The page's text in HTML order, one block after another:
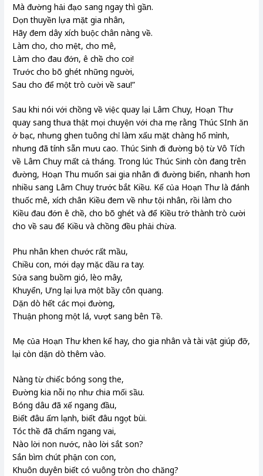
Mà đường hải đạo sang ngay thì gần.
Dọn thuyền lựa mặt gia nhân,
Hãy đem dây xích buộc chân nàng về.
Làm cho, cho mệt, cho mê,
Làm cho đau đớn, ê chề cho coi!
Trước cho bõ ghét những người,
Sau cho để một trò cười về sau!”
Sau khi nói với chồng về việc quay lại Lâm Chuy, Hoạn Thư
quay sang thưa thật mọi chuyện với cha mẹ rằng Thúc SInh ăn
ở bạc, nhưng ghen tuông chỉ làm xấu mặt chàng hổ mình,
nhưng đã tính sẵn mưu cao. Thúc Sinh đi đường bộ từ Vô Tích
về Lâm Chuy mất cả tháng. Trong lúc Thúc Sinh còn đang trên
đường, Hoạn Thu muốn sai gia nhân đi đường biển, nhanh hơn
nhiều sang Lâm Chuy trước bắt Kiều. Kế của Hoạn Thư là đánh
thuốc mê, xích chân Kiều đem về như tội nhân, rồi làm cho
Kiều đau đớn ê chề, cho bõ ghét và để Kiều trở thành trò cười
cho về sau để Kiều và chồng đều phải chừa.
Phu nhân khen chước rất mầu,
Chiều con, mới dạy mặc dầu ra tay.
Sửa sang buồm gió, lèo mây,
Khuyển, Ưng lại lựa một bầy côn quang.
Dặn dò hết các mọi đường,
Thuận phong một lá, vượt sang bên Tề.
Mẹ của Hoạn Thư khen kế hay, cho gia nhân và tài vật giúp đỡ,
lại còn dặn dò thêm vào.
Nàng từ chiếc bóng song the,
Đường kia nỗi nọ như chia mối sầu.
Bóng dâu đã xế ngang đầu,
Biết đâu ấm lạnh, biết đâu ngọt bùi.
Tóc thề đã chấm ngang vai,
Nào lời non nước, nào lời sắt son?
Sắn bìm chút phận con con,
Khuôn duyên biết có vuông tròn cho chăng?